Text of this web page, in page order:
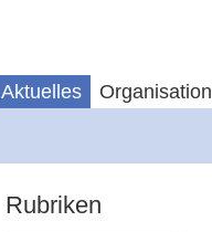
Aktuelles Organisation
Rubriken